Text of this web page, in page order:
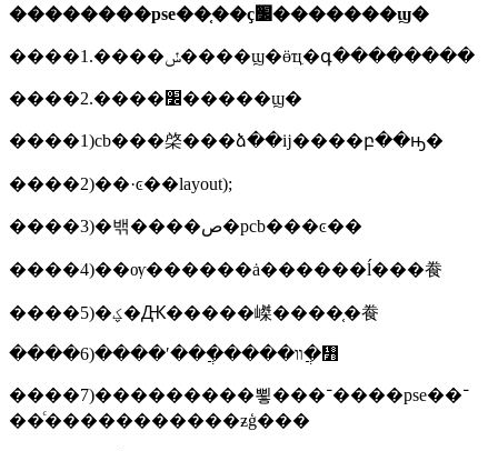
��������pse��֤��ҫ׼�������ϣ�
����1.����ݽ����ϣ�ӫҵִ�գ��������
����2.����׼�����ϣ�
����1)cb���棨���ձ��ĳ����բ��ԣ�
����2)��·ͼ��layout);
����3)�밲����ص�pcb���ͼ��
����4)��ѹ������ȧ������ĺ���飬
����5)�ؼ�Ԫ�����嵥����֤�飬
����6)����ʹ���ֲ����װ�ֲ᣻
����7)���������뾯���־����pse��־
��ͨ�����������ƶģ���